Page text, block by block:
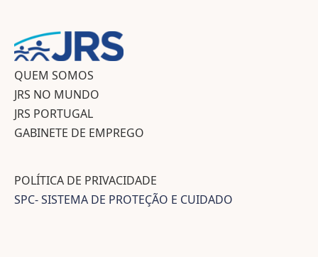
QUEM SOMOS
JRS NO MUNDO
JRS PORTUGAL
GABINETE DE EMPREGO
POLÍTICA DE PRIVACIDADE
SPC- SISTEMA DE PROTEÇÃO E CUIDADO